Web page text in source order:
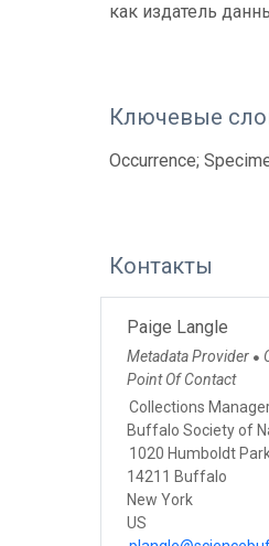
как издатель
Ключевые
Occurrence;
Контакты
Paige Langle
Metadata Provider ●
Point Of Contact
Collections
Buffalo Society of
1020 Humboldt
14211 Buffalo
New York
US